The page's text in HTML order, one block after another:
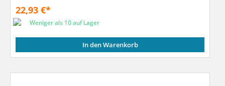
22,93 €*
Weniger als 10 auf Lager
In den Warenkorb